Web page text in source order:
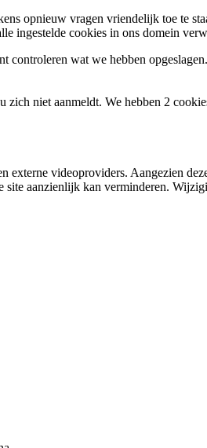
opnieuw vragen vriendelijk toe te
ingestelde cookies in ons domein
wat we hebben
niet aanmeldt. We hebben 2
videoproviders. Aangezien
aanzienlijk kan verminderen.